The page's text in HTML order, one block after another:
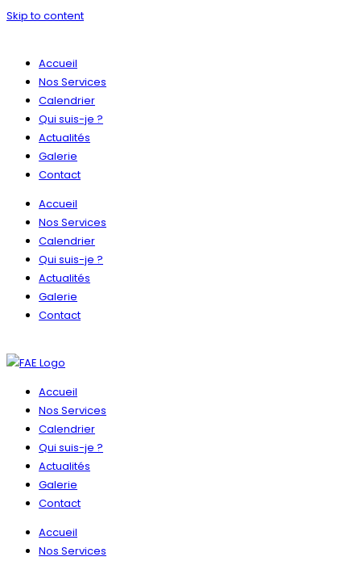
Skip to content
Accueil
Nos Services
Calendrier
Qui suis-je ?
Actualités
Galerie
Contact
Accueil
Nos Services
Calendrier
Qui suis-je ?
Actualités
Galerie
Contact
Accueil
Nos Services
Calendrier
Qui suis-je ?
Actualités
Galerie
Contact
Accueil
Nos Services